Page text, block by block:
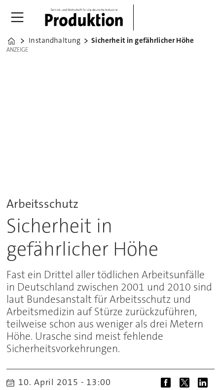
Home
Instandhaltung Sicherheit in gefährlicher Höhe
ANZEIGE
ANZEIGE
Arbeitsschutz
Sicherheit in
gefährlicher Höhe
Fast ein Drittel aller tödlichen Arbeitsunfälle
in Deutschland zwischen 2001 und 2010 sind
laut Bundesanstalt für Arbeitsschutz und
Arbeitsmedizin auf Stürze zurückzuführen,
teilweise schon aus weniger als drei Metern
Höhe. Urasche sind meist fehlende
Sicherheitsvorkehrungen.
10. April 2015 - 13:00